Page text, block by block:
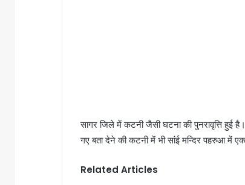
सागर जिले में कटनी जैसी घटना की पुनरावृत्ति हुई
गए बता देने की कटनी में भी सांई मन्दिर पहरुआ में
Related Articles